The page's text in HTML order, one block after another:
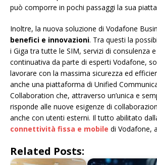
può comporre in pochi passaggi la sua
Inoltre, la nuova soluzione di Vodafone
benefici e innovazioni. Tra questi la
i Giga tra tutte le SIM, servizi di consulenza
continuativa da parte di esperti Vodafone,
lavorare con la massima sicurezza ed
anche una piattaforma di Unified
Collaboration che, attraverso un’unica e
risponde alle nuove esigenze di
anche con utenti esterni. Il tutto abilitato
connettività fissa e mobile di Vodafone,
Related Posts: